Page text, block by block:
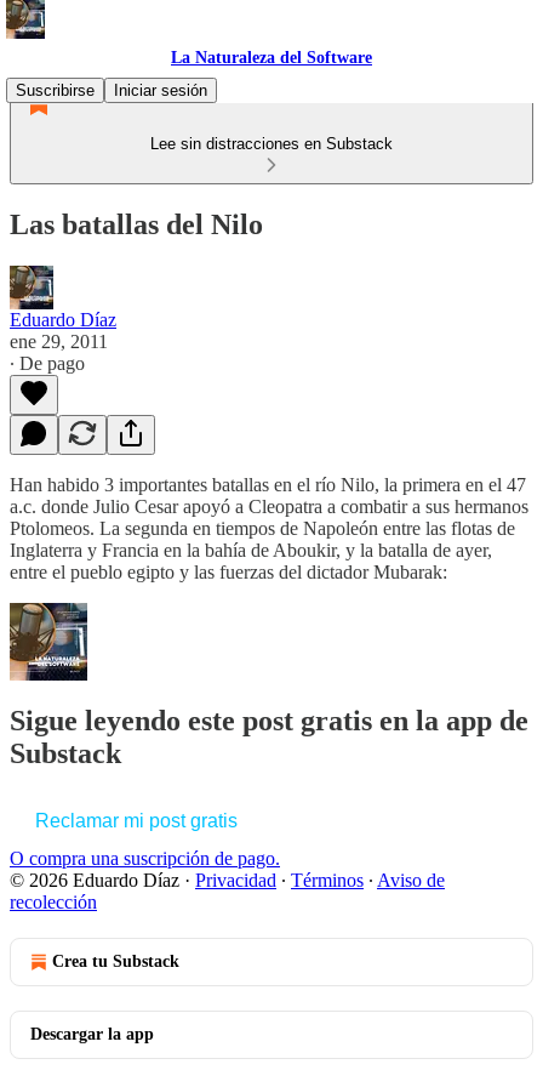
La Naturaleza del Software
Suscribirse
Iniciar sesión
Lee sin distracciones en Substack
Las batallas del Nilo
Eduardo Díaz
ene 29, 2011
∙ De pago
Han habido 3 importantes batallas en el río Nilo, la primera en el 47
a.c. donde Julio Cesar apoyó a Cleopatra a combatir a sus hermanos
Ptolomeos. La segunda en tiempos de Napoleón entre las flotas de
Inglaterra y Francia en la bahía de Aboukir, y la batalla de ayer,
entre el pueblo egipto y las fuerzas del dictador Mubarak:
Sigue leyendo este post gratis en la app de
Substack
Reclamar mi post gratis
O compra una suscripción de pago.
© 2026 Eduardo Díaz · Privacidad ∙ Términos ∙ Aviso de
recolección
Crea tu Substack
Descargar la app